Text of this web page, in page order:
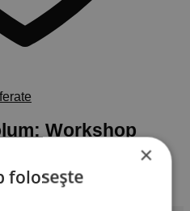
Workshop
în coș
×
folosește